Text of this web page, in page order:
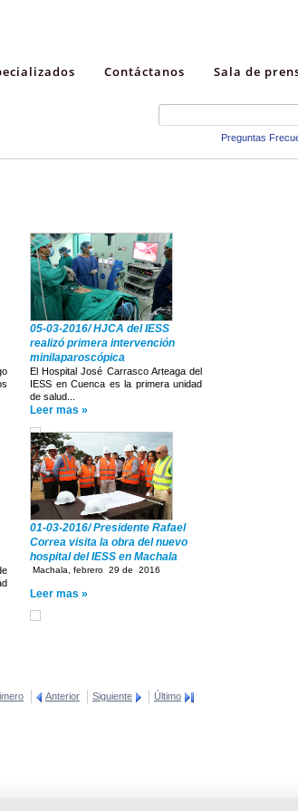
Contáctanos Sala de
Preguntas
05-03-2016/ HJCA del IESS
realizó primera intervención
minilaparoscópica
El Hospital José Carrasco Arteaga del
IESS en Cuenca es la primera unidad
de salud...
Leer mas »
01-03-2016/ Presidente Rafael
Correa visita la obra del nuevo
hospital del IESS en Machala
Machala, febrero 29 de 2016
Leer mas »
Anterior Siguiente Último